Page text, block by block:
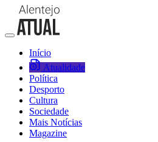
Início
Atualidade
Política
Desporto
Cultura
Sociedade
Mais Notícias
Magazine